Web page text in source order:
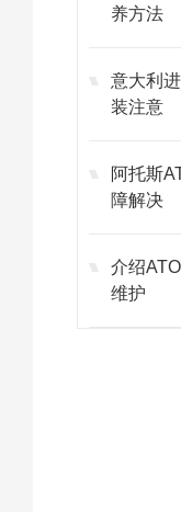
养方法
意大利
装注意
阿托斯
障解决
介绍
维护